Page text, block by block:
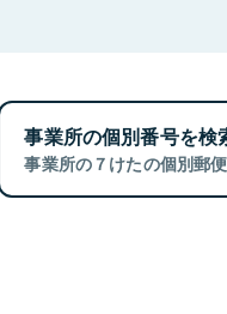
事業所の個別番号を検
事業所の７けたの個別郵